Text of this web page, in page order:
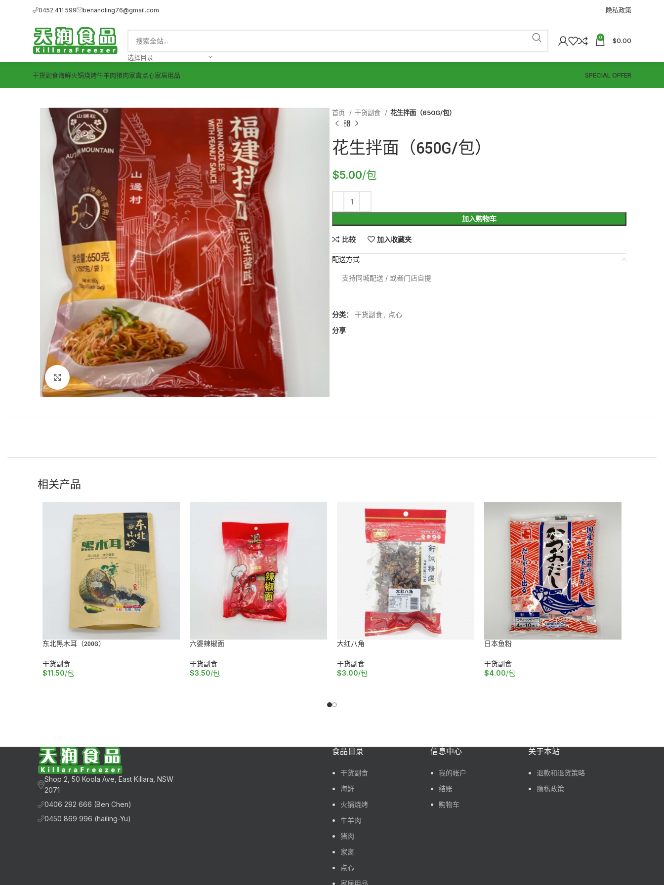
0452 411 599 benandling76@gmail.com 隐私政策
选择目录
0 $0.00
干货副食海鲜火锅烧烤牛羊肉猪肉家禽点心家居用品 SPECIAL OFFER
Click to enlarge
首页 干货副食 花生拌面（650G/包）
花生拌面（650G/包）
$5.00/包
加入购物车
比较 加入收藏夹
配送方式
支持同城配送 / 或者门店自提
分类： 干货副食
点心
分享
相关产品
东北黑木耳（200G）
干货副食
$11.50/包
六婆辣椒面
干货副食
$3.50/包
大红八角
干货副食
$3.00/包
日本鱼粉
干货副食
$4.00/包
Shop 2, 50 Koola Ave, East Killara, NSW
2071
0406 292 666 (Ben Chen)
0450 869 996 (hailing-Yu)
食品目录
干货副食
海鲜
火锅烧烤
牛羊肉
猪肉
家禽
点心
家居用品
信息中心
我的帐户
结账
购物车
关于本站
退款和退货策略
隐私政策